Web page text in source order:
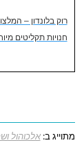
רוק בלונדון –
חנויות תקליטים
מתוייג ב:אלכוהול